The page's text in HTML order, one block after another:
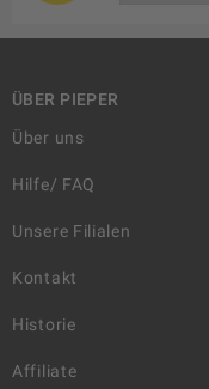
ÜBER PIEPER
Über uns
Hilfe/ FAQ
Unsere Filialen
Kontakt
Historie
Affiliate